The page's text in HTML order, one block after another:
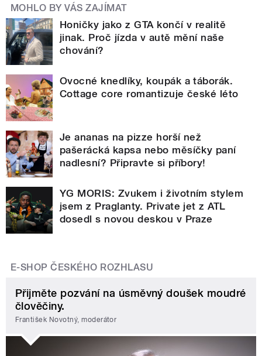
MOHLO BY VÁS ZAJÍMAT
Honičky jako z GTA končí v realitě
jinak. Proč jízda v autě mění naše
chování?
Ovocné knedlíky, koupák a táborák.
Cottage core romantizuje české léto
Je ananas na pizze horší než
pašerácká kapsa nebo měsíčky paní
nadlesní? Připravte si příbory!
YG MORIS: Zvukem i životním stylem
jsem z Praglanty. Private jet z ATL
dosedl s novou deskou v Praze
E-SHOP ČESKÉHO ROZHLASU
Přijměte pozvání na úsměvný doušek moudré
člověčiny.
František Novotný, moderátor